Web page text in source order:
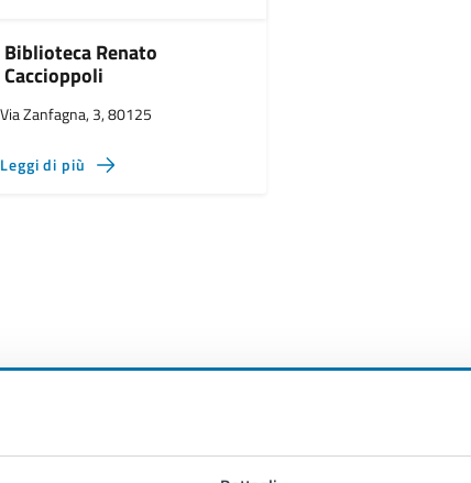
Biblioteca Renato
Caccioppoli
Via Zanfagna, 3, 80125
Leggi di più